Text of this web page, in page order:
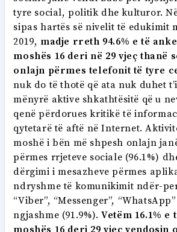
tyre social, politik dhe kulturor.
sipas hartës së nivelit të edukimit
2019, madje rreth 94.6% e të
moshës 16 deri në 29 vjeç thanë
onlajn përmes telefonit të tyre
nuk do të thotë që ata nuk duhet
mënyrë aktive shkathtësitë që u
qenë përdorues kritikë të
qytetarë të aftë në Internet.
moshë i bën më shpesh onlajn
përmes rrjeteve sociale (96.1%)
dërgimi i mesazheve përmes
ndryshme të komunikimit ndër-
“Viber”, “Messenger”,
ngjashme (91.9%).Vetëm 16.1% e
moshës 16 deri 29 vjeç